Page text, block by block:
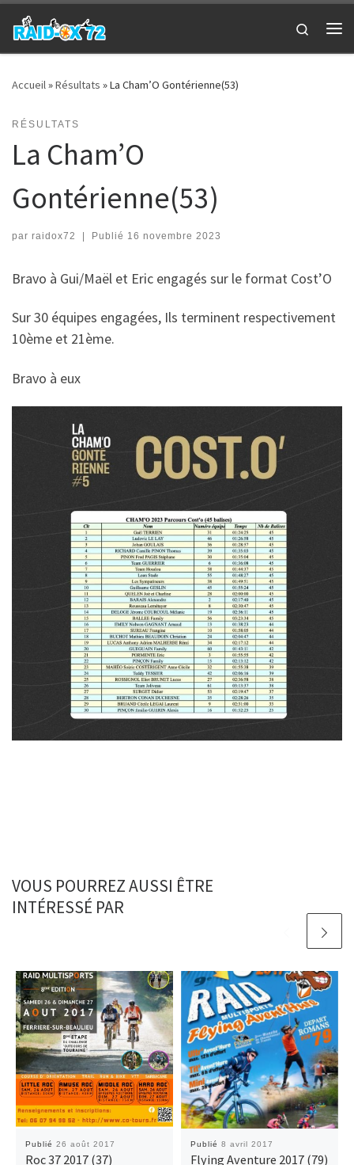
Passer au contenu
Search
Accueil»Résultats »La Cham’O Gontérienne(53)
RÉSULTATS
La Cham’O
Gontérienne(53)
par raidox72 | Publié 16 novembre 2023
Bravo à Gui/Maël et Eric engagés sur le format Cost’O
Sur 30 équipes engagées, Ils terminent respectivement
10ème et 21ème.
Bravo à eux
VOUS POURREZ AUSSI ÊTRE
INTÉRESSÉ PAR
Publié 26 août 2017
Roc 37 2017 (37)
Publié 8 avril 2017
Flying Aventure 2017 (79)